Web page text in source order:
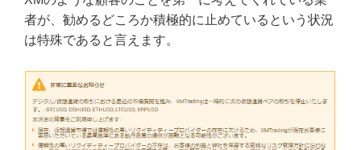
者が、勧めるどころか積極的に止めているという状況
は特殊であると言えます。